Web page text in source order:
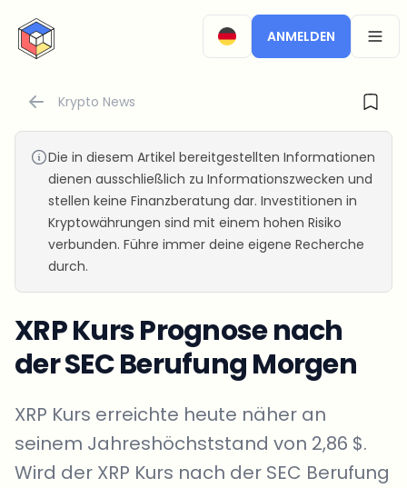
CryptoTicker
ANMELDEN
Krypto News
Die in diesem Artikel bereitgestellten Informationen
dienen ausschließlich zu Informationszwecken und
stellen keine Finanzberatung dar. Investitionen in
Kryptowährungen sind mit einem hohen Risiko
verbunden. Führe immer deine eigene Recherche
durch.
XRP Kurs Prognose nach
der SEC Berufung Morgen
XRP Kurs erreichte heute näher an
seinem Jahreshöchststand von 2,86 $.
Wird der XRP Kurs nach der SEC Berufung